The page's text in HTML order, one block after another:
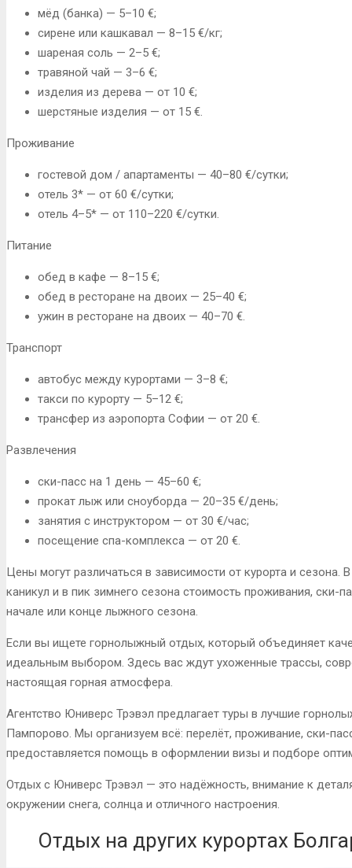
мёд (банка) — 5–10 €;
сирене или кашкавал — 8–15 €/кг;
шареная соль — 2–5 €;
травяной чай — 3–6 €;
изделия из дерева — от 10 €;
шерстяные изделия — от 15 €.
Проживание
гостевой дом / апартаменты — 40–80 €/сутки;
отель 3* — от 60 €/сутки;
отель 4–5* — от 110–220 €/сутки.
Питание
обед в кафе — 8–15 €;
обед в ресторане на двоих — 25–40 €;
ужин в ресторане на двоих — 40–70 €.
Транспорт
автобус между курортами — 3–8 €;
такси по курорту — 5–12 €;
трансфер из аэропорта Софии — от 20 €.
Развлечения
ски-пасс на 1 день — 45–60 €;
прокат лыж или сноуборда — 20–35 €/день;
занятия с инструктором — от 30 €/час;
посещение спа-комплекса — от 20 €.
Цены могут различаться в зависимости от курорта и
каникул и в пик зимнего сезона стоимость проживания,
начале или конце лыжного сезона.
Если вы ищете горнолыжный отдых, который объединяет
идеальным выбором. Здесь вас ждут ухоженные трассы,
настоящая горная атмосфера.
Агентство Юниверс Трэвэл предлагает туры в лучшие
Пампорово. Мы организуем всё: перелёт, проживание, ски-
предоставляется помощь в оформлении визы и подборе
Отдых с Юниверс Трэвэл — это надёжность, внимание к
окружении снега, солнца и отличного настроения.
Отдых на других курортах